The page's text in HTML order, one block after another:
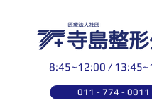
8:45~12:00 /
011 - 774 - 0011